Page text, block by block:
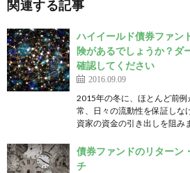
関連する記事
ハイイールド債券ファン
険があるでしょうか？ダ
確認してください
2016.09.09
2015年の冬に、ほとんど前
常、日々の流動性を保証しな
資家の資金の引き出しを阻み
債券ファンドのリターン
チ